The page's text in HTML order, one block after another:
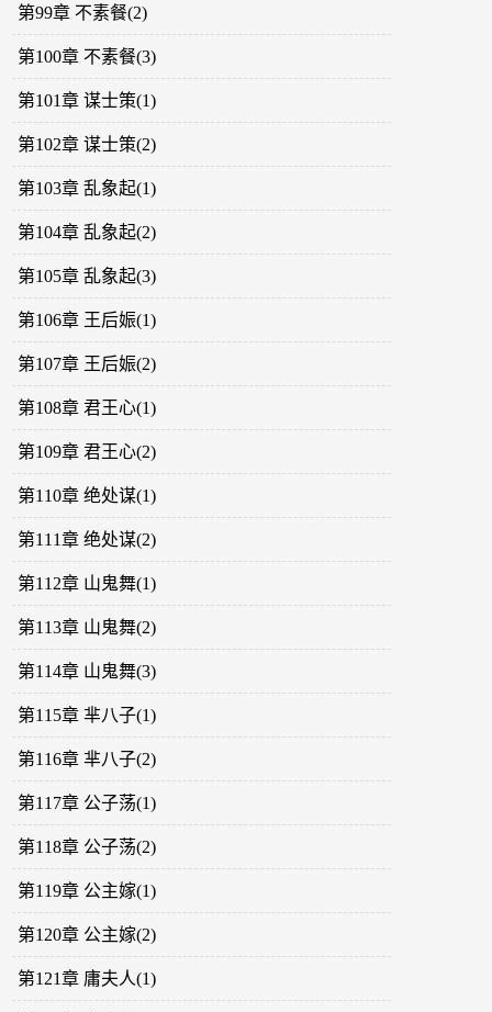
第99章 不素餐(2)
第100章 不素餐(3)
第101章 谋士策(1)
第102章 谋士策(2)
第103章 乱象起(1)
第104章 乱象起(2)
第105章 乱象起(3)
第106章 王后娠(1)
第107章 王后娠(2)
第108章 君王心(1)
第109章 君王心(2)
第110章 绝处谋(1)
第111章 绝处谋(2)
第112章 山鬼舞(1)
第113章 山鬼舞(2)
第114章 山鬼舞(3)
第115章 芈八子(1)
第116章 芈八子(2)
第117章 公子荡(1)
第118章 公子荡(2)
第119章 公主嫁(1)
第120章 公主嫁(2)
第121章 庸夫人(1)